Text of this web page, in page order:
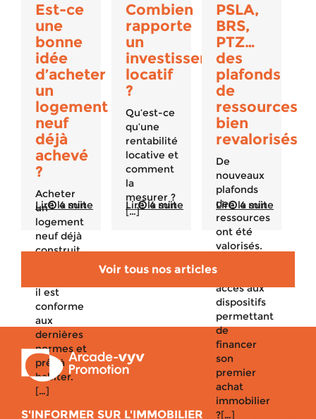
Est-ce
une
bonne
idée
d’acheter
un
logement
neuf
déjà
achevé
?
Acheter
un
logement
neuf déjà
construit
il est
conforme
aux
dernières
normes et
prêt à
habiter.
[…]
Lire la suite
4 min
Combien
rapporte
un
investissement
locatif
?
Qu’est-ce
qu’une
rentabilité
locative et
comment
la
mesurer ?
[…]
Lire la suite
4 min
PSLA,
BRS,
PTZ…
des
plafonds
de
ressources
bien
revalorisés
De
nouveaux
plafonds
de
ressources
ont été
valorisés.
avoir
accès aux
dispositifs
permettant
de
financer
son
premier
achat
immobilier
?[…]
Lire la suite
4 min
Voir tous nos articles
S'INFORMER SUR L'IMMOBILIER